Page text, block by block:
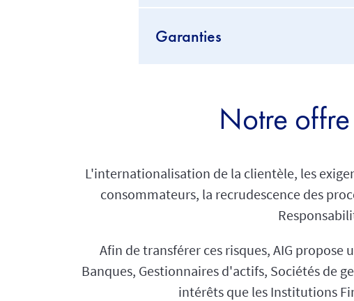
Garanties
Notre
L'internationalisation de la clientèle, les
consommateurs, la recrudescence des
Afin de transférer ces risques, AIG
Banques, Gestionnaires d'actifs, Sociétés de
intérêts que les Institutions